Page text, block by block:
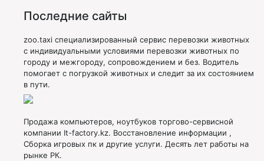
Последние сайты
zoo.taxi специализированный сервис перевозки животных
с индивидуальными условиями перевозки животных по
городу и межгороду, сопровождением и без. Водитель
помогает с погрузкой животных и следит за их состоянием
в пути.
Продажа компьютеров, ноутбуков торгово-сервисной
компании It-factory.kz. Восстановление информации ,
Сборка игровых пк и другие услуги. Десять лет работы на
рынке РК.